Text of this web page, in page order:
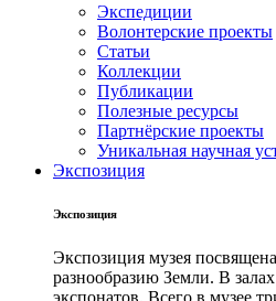
Экспедиции
Волонтерские проекты
Статьи
Коллекции
Публикации
Полезные ресурсы
Партнёрские проекты
Уникальная научная
Экспозиция
Экспозиция
Экспозиция музея
разнообразию Земли. В